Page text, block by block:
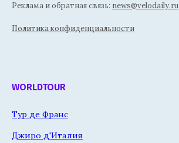
Реклама и обратная связь: news@velodaily.ru
Политика конфиденциальности
WORLDTOUR
Тур де Франс
Джиро д'Италия